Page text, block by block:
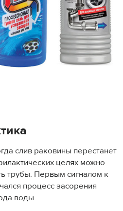
слив раковины перестанет
целях можно
трубы. Первым сигналом к
процесс засорения
воды.